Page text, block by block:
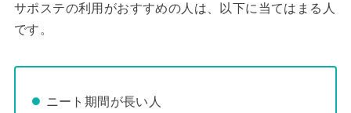
サポステの利用がおすすめの人は、以下に当てはまる人
です。
ニート期間が長い人